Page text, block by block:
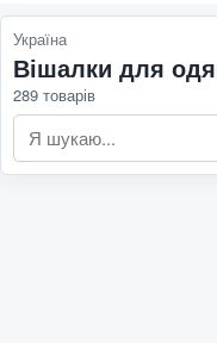
Україна
Вішалки для
289 товарів